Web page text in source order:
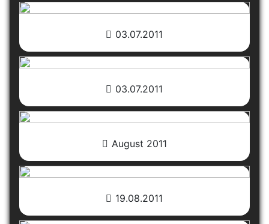
03.07.2011
03.07.2011
August 2011
19.08.2011